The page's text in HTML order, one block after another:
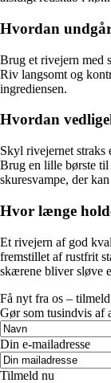
Hvordan
Brug et rivejern med
Riv langsomt og
ingrediensen.
Hvordan
Skyl rivejernet straks
Brug en lille børste til
skuresvampe, der
Hvor længe
Et rivejern af god
fremstillet af rustfrit
skærene bliver sløve
Få nyt fra os –
Gør som tusindvis af
Din e-mailadresse
Tilmeld nu